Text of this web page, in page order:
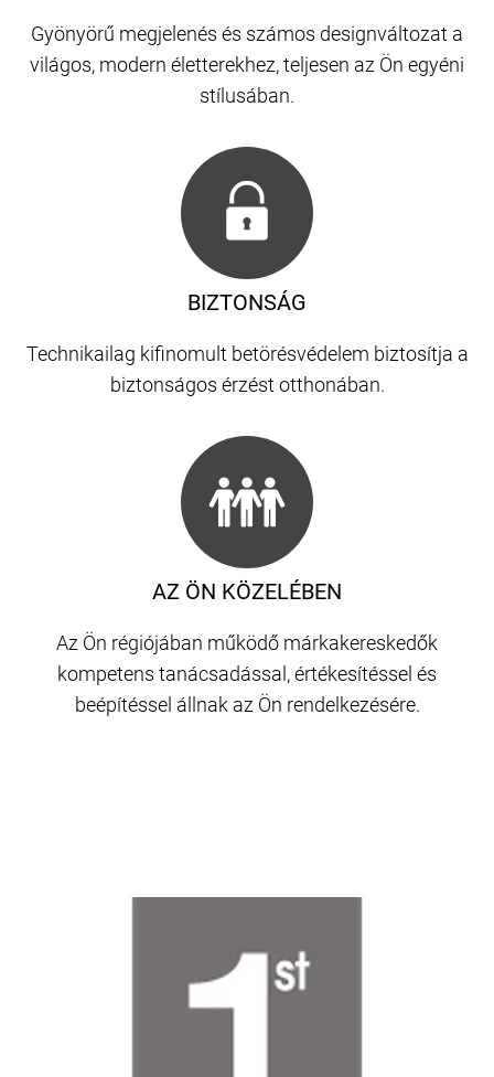
Gyönyörű megjelenés és számos designváltozat a
világos, modern életterekhez, teljesen az Ön egyéni
stílusában.
AZ ÖN KÖZELÉBEN
Az Ön régiójában működő márkakereskedők
kompetens tanácsadással, értékesítéssel és
beépítéssel állnak az Ön rendelkezésére.
BIZTONSÁG
Technikailag kifinomult betörésvédelem biztosítja a
biztonságos érzést otthonában.